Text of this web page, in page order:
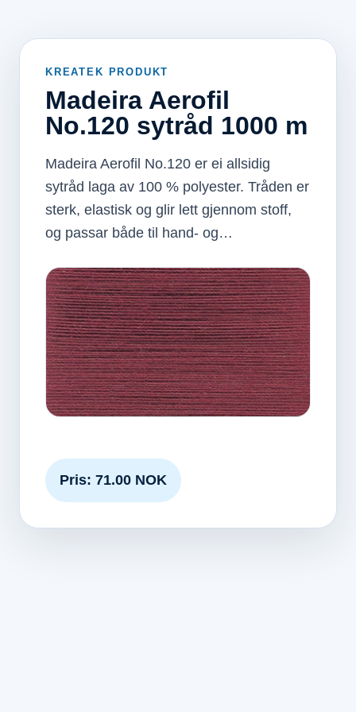
KREATEK PRODUKT
Madeira Aerofil
No.120 sytråd 1000 m
Madeira Aerofil No.120 er ei allsidig
sytråd laga av 100 % polyester. Tråden er
sterk, elastisk og glir lett gjennom stoff,
og passar både til hand- og…
Pris: 71.00 NOK